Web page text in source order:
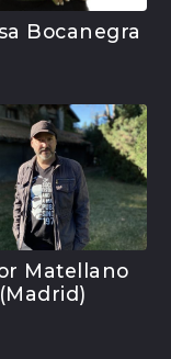
Bocanegra
Matellano
(Madrid)